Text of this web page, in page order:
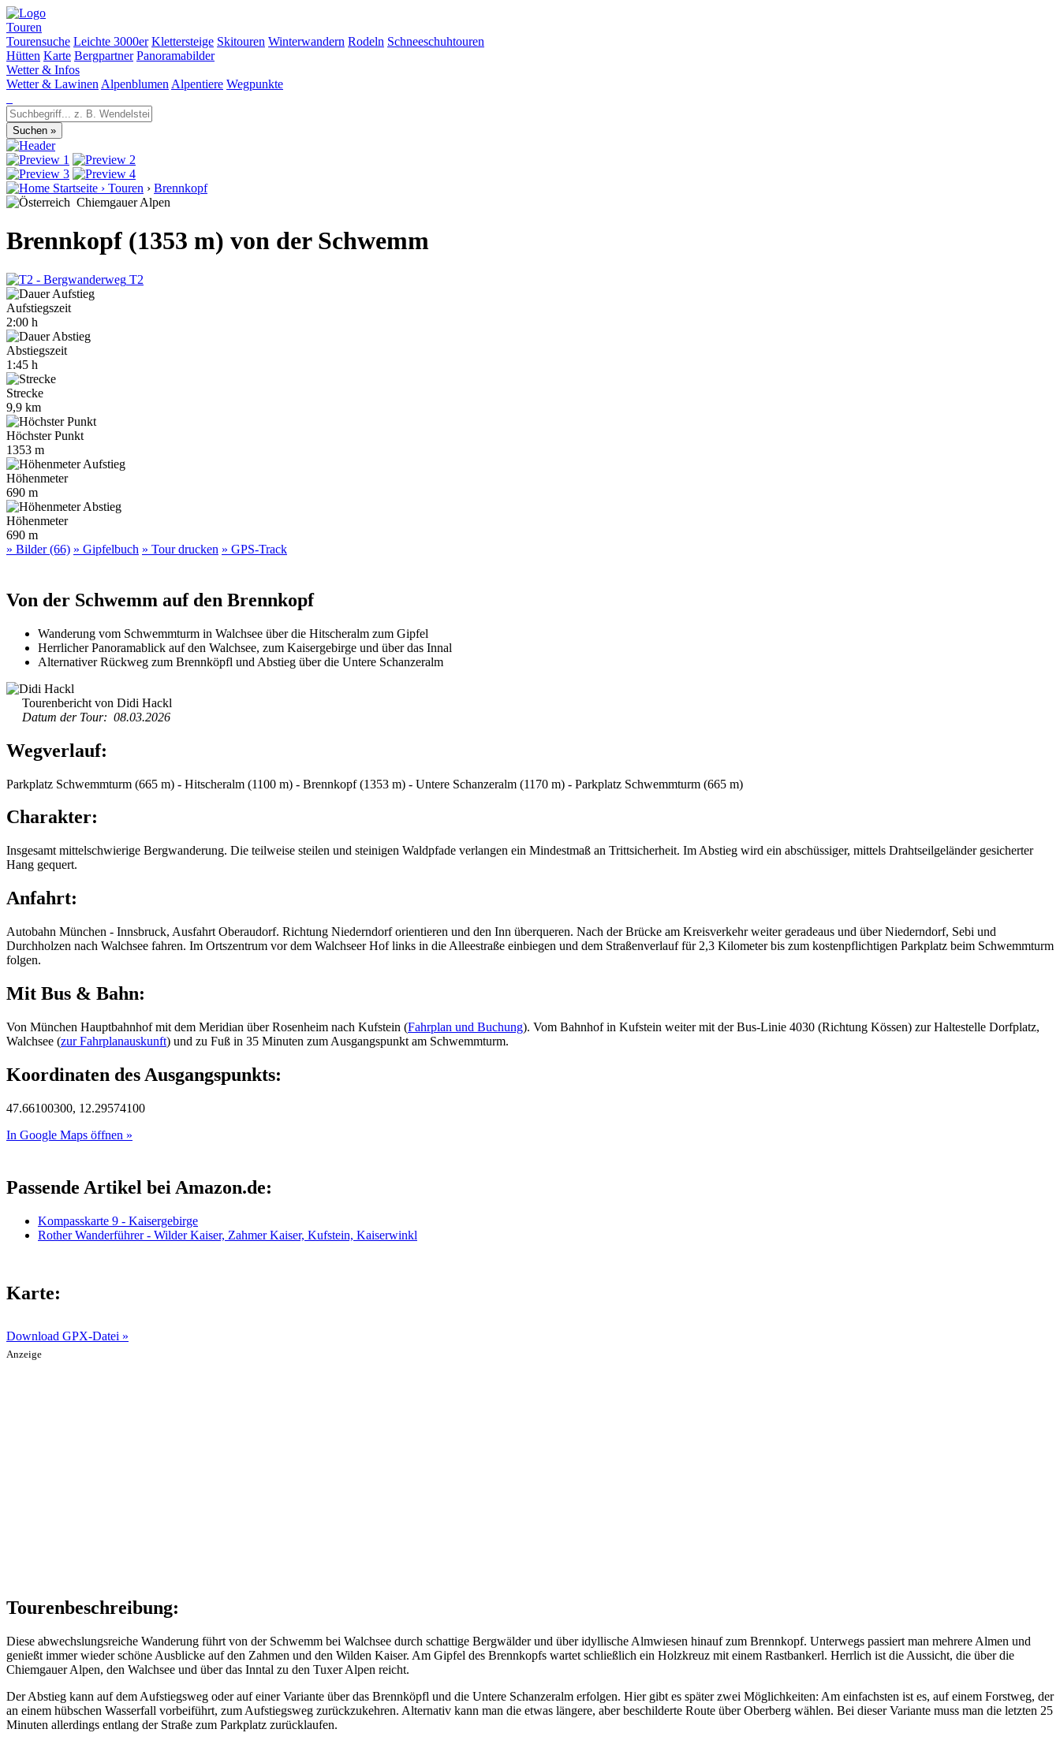
Touren
Tourensuche Leichte 3000er Klettersteige Skitouren Winterwandern Rodeln Schneeschuhtouren
Hütten Karte Bergpartner Panoramabilder
Wetter & Infos
Wetter & Lawinen Alpenblumen Alpentiere Wegpunkte
Startseite › Touren › Brennkopf
Chiemgauer Alpen
Brennkopf (1353 m) von der Schwemm
T2
Aufstiegszeit
2:00 h
Abstiegszeit
1:45 h
Strecke
9,9 km
Höchster Punkt
1353 m
Höhenmeter
690 m
Höhenmeter
690 m
» Bilder (66) » Gipfelbuch » Tour drucken » GPS-Track
Von der Schwemm auf den Brennkopf
Wanderung vom Schwemmturm in Walchsee über die Hitscheralm zum Gipfel
Herrlicher Panoramablick auf den Walchsee, zum Kaisergebirge und über das Innal
Alternativer Rückweg zum Brennköpfl und Abstieg über die Untere Schanzeralm
Tourenbericht von Didi Hackl
Datum der Tour: 08.03.2026
Wegverlauf:
Parkplatz Schwemmturm (665 m) - Hitscheralm (1100 m) - Brennkopf (1353 m) - Untere Schanzeralm (1170 m) - Parkplatz Schwemmturm (665 m)
Charakter:
Insgesamt mittelschwierige Bergwanderung. Die teilweise steilen und steinigen Waldpfade verlangen ein Mindestmaß an Trittsicherheit. Im Abstieg wird ein abschüssiger, mittels Drahtseilgeländer gesicherter
Hang gequert.
Anfahrt:
Autobahn München - Innsbruck, Ausfahrt Oberaudorf. Richtung Niederndorf orientieren und den Inn überqueren. Nach der Brücke am Kreisverkehr weiter geradeaus und über Niederndorf, Sebi und
Durchholzen nach Walchsee fahren. Im Ortszentrum vor dem Walchseer Hof links in die Alleestraße einbiegen und dem Straßenverlauf für 2,3 Kilometer bis zum kostenpflichtigen Parkplatz beim Schwemmturm
folgen.
Mit Bus & Bahn:
Von München Hauptbahnhof mit dem Meridian über Rosenheim nach Kufstein (Fahrplan und Buchung). Vom Bahnhof in Kufstein weiter mit der Bus-Linie 4030 (Richtung Kössen) zur Haltestelle Dorfplatz,
Walchsee (zur Fahrplanauskunft) und zu Fuß in 35 Minuten zum Ausgangspunkt am Schwemmturm.
Koordinaten des Ausgangspunkts:
47.66100300, 12.29574100
In Google Maps öffnen »
Passende Artikel bei Amazon.de:
Kompasskarte 9 - Kaisergebirge
Rother Wanderführer - Wilder Kaiser, Zahmer Kaiser, Kufstein, Kaiserwinkl
Karte:
Download GPX-Datei »
Anzeige
Tourenbeschreibung:
Diese abwechslungsreiche Wanderung führt von der Schwemm bei Walchsee durch schattige Bergwälder und über idyllische Almwiesen hinauf zum Brennkopf. Unterwegs passiert man mehrere Almen und
genießt immer wieder schöne Ausblicke auf den Zahmen und den Wilden Kaiser. Am Gipfel des Brennkopfs wartet schließlich ein Holzkreuz mit einem Rastbankerl. Herrlich ist die Aussicht, die über die
Chiemgauer Alpen, den Walchsee und über das Inntal zu den Tuxer Alpen reicht.
Der Abstieg kann auf dem Aufstiegsweg oder auf einer Variante über das Brennköpfl und die Untere Schanzeralm erfolgen. Hier gibt es später zwei Möglichkeiten: Am einfachsten ist es, auf einem Forstweg, der
an einem hübschen Wasserfall vorbeiführt, zum Aufstiegsweg zurückzukehren. Alternativ kann man die etwas längere, aber beschilderte Route über Oberberg wählen. Bei dieser Variante muss man die letzten 25
Minuten allerdings entlang der Straße zum Parkplatz zurücklaufen.